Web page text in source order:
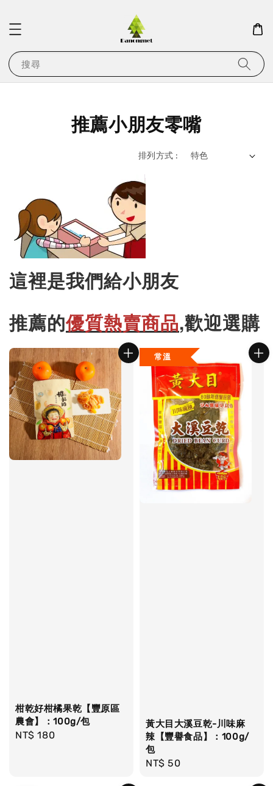
搜尋
推薦小朋友零嘴
排列方式 :
這裡是我們給小朋友
推薦的優質熱賣商品,歡迎選購
柑乾好柑橘果乾【豐原區
農會】：100g/包
Regular
NT$ 180
常溫
黃大目大溪豆乾-川味麻
辣【豐譽食品】：100g/
包
Regular
NT$ 50